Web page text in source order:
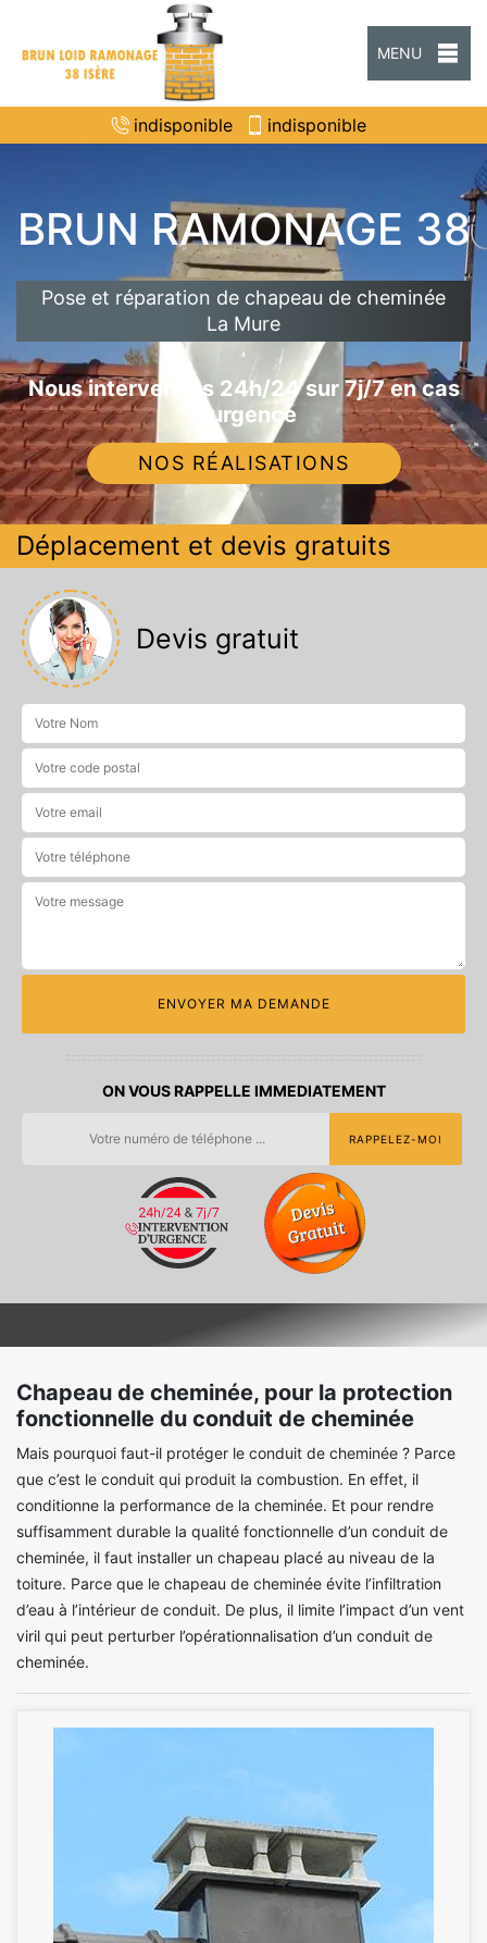
MENU
indisponible indisponible
BRUN RAMONAGE 38
Pose et réparation de chapeau de cheminée
La Mure
Nous intervenons 24h/24 sur 7j/7 en cas
d'urgence
NOS RÉALISATIONS
Déplacement et devis gratuits
Devis gratuit
ON VOUS RAPPELLE IMMEDIATEMENT
Chapeau de cheminée, pour la protection
fonctionnelle du conduit de cheminée
Mais pourquoi faut-il protéger le conduit de cheminée ? Parce
que c’est le conduit qui produit la combustion. En effet, il
conditionne la performance de la cheminée. Et pour rendre
suffisamment durable la qualité fonctionnelle d’un conduit de
cheminée, il faut installer un chapeau placé au niveau de la
toiture. Parce que le chapeau de cheminée évite l’infiltration
d’eau à l’intérieur de conduit. De plus, il limite l’impact d’un vent
viril qui peut perturber l’opérationnalisation d’un conduit de
cheminée.